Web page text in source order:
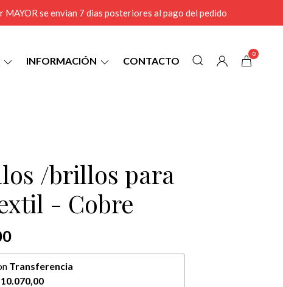
se envian 7 dias posteriores al pago del pedido
INFORMACIÓN CONTACTO
0
/brillos para
- Cobre
Transferencia